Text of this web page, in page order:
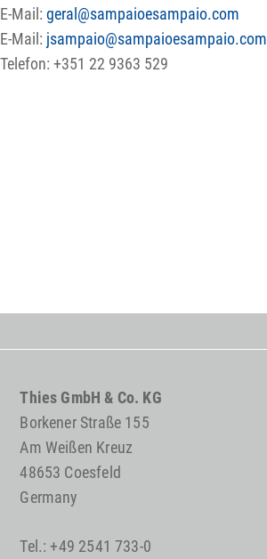
E-Mail: geral@sampaioesampaio.com
E-Mail: jsampaio@sampaioesampaio.com
Telefon: +351 22 9363 529
Thies GmbH & Co. KG
Borkener Straße 155
Am Weißen Kreuz
48653 Coesfeld
Germany
Tel.: +49 2541 733-0